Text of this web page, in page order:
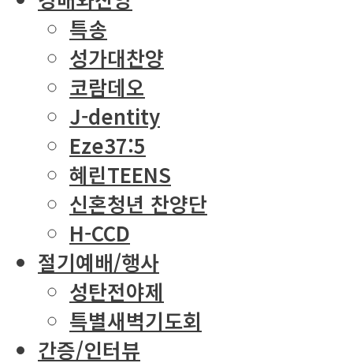
특송
성가대찬양
코람데오
J-dentity
Eze37:5
혜린TEENS
신혼청년 찬양단
H-CCD
절기예배/행사
성탄전야제
특별새벽기도회
간증/인터뷰